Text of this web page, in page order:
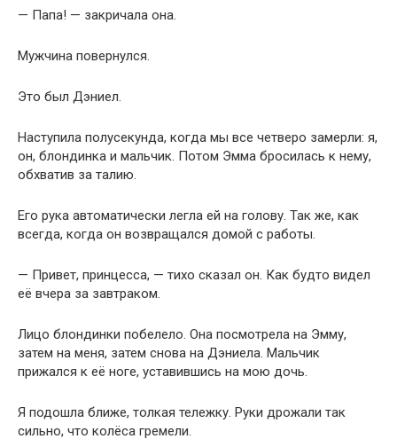
— Папа! — закричала она.
Мужчина повернулся.
Это был Дэниел.
Наступила полусекунда, когда мы все четверо замерли: я,
он, блондинка и мальчик. Потом Эмма бросилась к нему,
обхватив за талию.
Его рука автоматически легла ей на голову. Так же, как
всегда, когда он возвращался домой с работы.
— Привет, принцесса, — тихо сказал он. Как будто видел
её вчера за завтраком.
Лицо блондинки побелело. Она посмотрела на Эмму,
затем на меня, затем снова на Дэниела. Мальчик
прижался к её ноге, уставившись на мою дочь.
Я подошла ближе, толкая тележку. Руки дрожали так
сильно, что колёса гремели.